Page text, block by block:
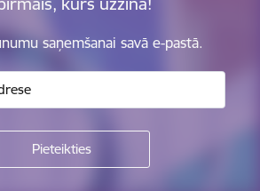
saņemšanai savā e-pastā.